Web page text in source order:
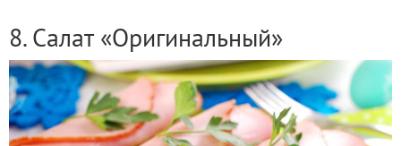
8. Салат «Оригинальный»